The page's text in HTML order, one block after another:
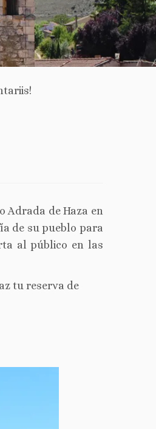
Adrada de Haza en
de su pueblo para
al público en las
tu reserva de